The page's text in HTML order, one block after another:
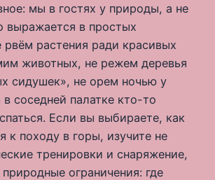
мы в гостях у природы, а не
выражается в простых
рвём растения ради красивых
животных, не режем деревья
сидушек», не орем ночью у
в соседней палатке кто-то
Если вы выбираете, как
к походу в горы, изучите не
тренировки и снаряжение,
ограничения: где